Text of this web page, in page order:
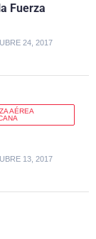
Fuerza
24, 2017
AÉREA
13, 2017